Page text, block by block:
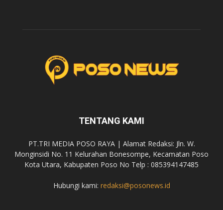
TENTANG KAMI
PT.TRI MEDIA POSO RAYA | Alamat Redaksi: Jln. W.
Monginsidi No. 11 Kelurahan Bonesompe, Kecamatan Poso
Kota Utara, Kabupaten Poso No Telp : 085394147485
Hubungi kami: redaksi@posonews.id